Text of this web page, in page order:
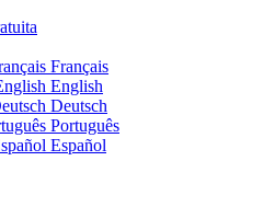
Français
English
Deutsch
Português
Español